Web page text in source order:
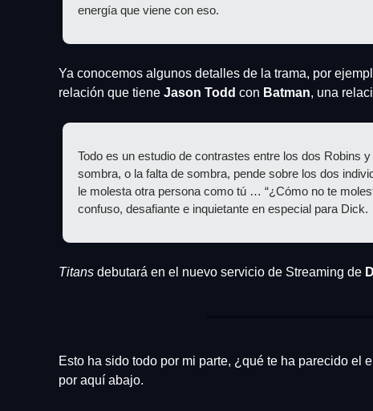
energía que viene con eso.
Ya conocemos algunos detalles de la trama, por
relación que tiene Jason Todd con Batman, una
Todo es un estudio de contrastes entre los dos Robins
sombra, o la falta de sombra, pende sobre los dos
le molesta otra persona como tú … “¿Cómo no te
confuso, desafiante e inquietante en especial para Dick.
Titans debutará en el nuevo servicio de Streaming de
Esto ha sido todo por mi parte, ¿qué te ha parecido el
por aquí abajo.